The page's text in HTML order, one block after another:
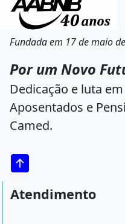
Fundada em 17 de maio
Por um Novo
Dedicação e luta
Aposentados e
Camed.
Atendimento